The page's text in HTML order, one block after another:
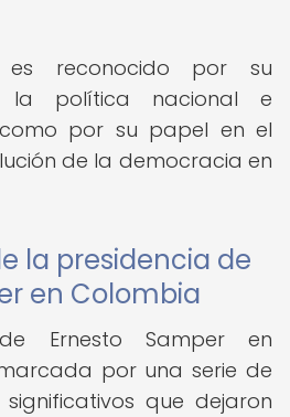
es reconocido por su
la política nacional e
por su papel en el
de la democracia en
la presidencia de
en Colombia
Ernesto Samper en
por una serie de
que dejaron